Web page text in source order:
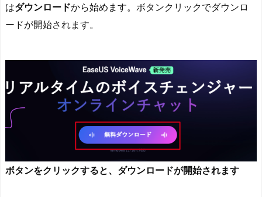
はダウンロードから始めます。ボタンクリックでダウンロ
ードが開始されます。
ボタンをクリックすると、ダウンロードが開始されます